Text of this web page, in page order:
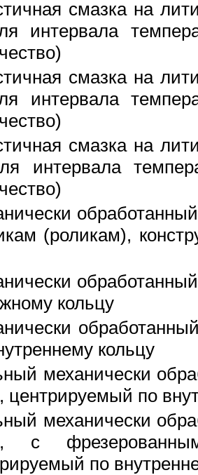
смазка на
интервала
смазка на
интервала
смазка на
интервала
(роликам),
кольцу
кольцу
механически
центрируемый по
механически
с
по